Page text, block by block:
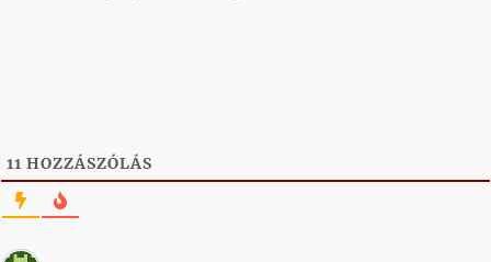
11 HOZZÁSZÓLÁS